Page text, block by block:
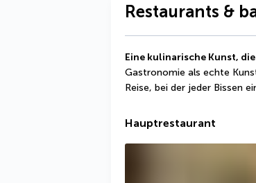
Restaurants &
Eine kulinarische Kunst,
Gastronomie als echte
Reise, bei der jeder Bissen
Hauptrestaurant